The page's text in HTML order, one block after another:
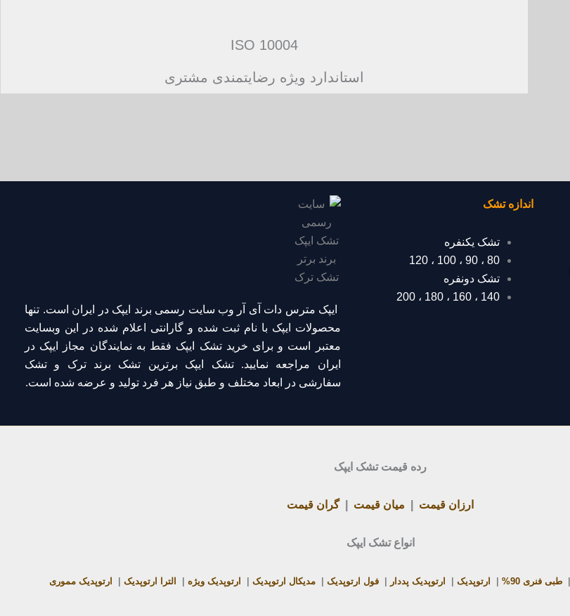
ISO 10004
استاندارد ویژه رضایتمندی مشتری
اندازه تشک
تشک یکنفره
80، 90، 100 ، 120
تشک دونفره
140 ، 160 ، 180 ، 200
ایپک مترس دات آی آر وب سایت رسمی برند ایپک در ایران است. تنها
محصولات ایپک با نام ثبت شده و گارانتی اعلام شده در این وبسایت
معتبر است و برای خرید تشک ایپک فقط به نمایندگان مجاز ایپک در
ایران مراجعه نمایید. تشک ایپک برترین تشک برند ترک و تشک
سفارشی در ابعاد مختلف و طبق نیاز هر فرد تولید و عرضه شده است.
رده قیمت تشک ایپک
ارزان قیمت میان قیمت |گران قیمت
انواع تشک ایپک
طبی فنری 90% ارتوپدیک ارتوپدیک پددار فول ارتوپدیک مدیکال ارتوپدیک ارتوپدیک ویژه الترا ارتوپدیک ارتوپدیک مموری